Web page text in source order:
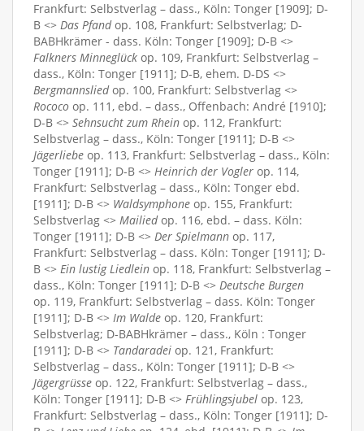
Frankfurt: Selbstverlag – dass., Köln: Tonger [1909]; D-
B <> Das Pfandop. 108, Frankfurt: Selbstverlag; D-
BABHkrämer - dass. Köln: Tonger [1909]; D-B <>
Falkners Minneglück op. 109, Frankfurt: Selbstverlag –
dass., Köln: Tonger [1911]; D-B, ehem. D-DS <>
Bergmannsliedop. 100, Frankfurt: Selbstverlag <>
Rococo op. 111, ebd. – dass., Offenbach: André [1910];
D-B <> Sehnsucht zum Rhein op. 112, Frankfurt:
Selbstverlag – dass., Köln: Tonger [1911]; D-B <>
Jägerliebe op. 113, Frankfurt: Selbstverlag – dass., Köln:
Tonger [1911]; D-B <> Heinrich der Vogler op. 114,
Frankfurt: Selbstverlag – dass., Köln: Tonger ebd.
[1911]; D-B <> Waldsymphone op. 155, Frankfurt:
Selbstverlag <> Mailiedop. 116, ebd. – dass. Köln:
Tonger [1911]; D-B <> Der Spielmann op. 117,
Frankfurt: Selbstverlag – dass. Köln: Tonger [1911]; D-
B <> Ein lustig Liedlein op. 118, Frankfurt: Selbstverlag –
dass., Köln: Tonger [1911]; D-B <> Deutsche Burgen
op. 119, Frankfurt: Selbstverlag – dass. Köln: Tonger
[1911]; D-B <> Im Walde op. 120, Frankfurt:
Selbstverlag; D-BABHkrämer – dass., Köln : Tonger
[1911]; D-B <> Tandaradei op. 121, Frankfurt:
Selbstverlag – dass., Köln: Tonger [1911]; D-B <>
Jägergrüsse op. 122, Frankfurt: Selbstverlag – dass.,
Köln: Tonger [1911]; D-B <> Frühlingsjubel op. 123,
Frankfurt: Selbstverlag – dass., Köln: Tonger [1911]; D-